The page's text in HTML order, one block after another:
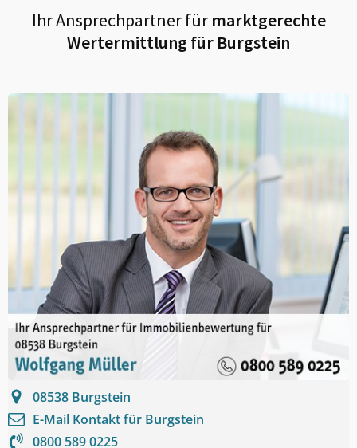
Ihr Ansprechpartner fürmarktgerechte
Wertermittlung für Burgstein
08538 Burgstein
E-Mail Kontakt für Burgstein
0800 589 0225